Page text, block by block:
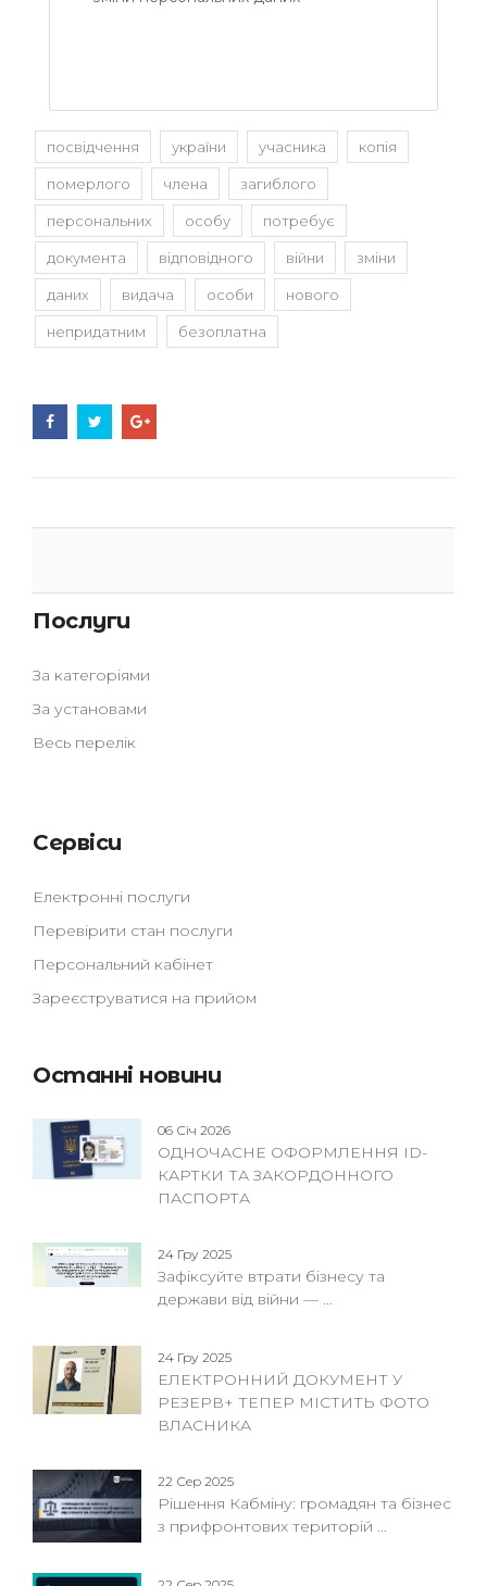
Послуги
За категоріями
За установами
Весь перелік
Сервіси
Електронні послуги
Перевірити стан послуги
Персональний кабінет
Зареєструватися на прийом
Останні новини
06 Січ 2026
ОДНОЧАСНЕ ОФОРМЛЕННЯ ID-
КАРТКИ ТА ЗАКОРДОННОГО
ПАСПОРТА
24 Гру 2025
Зафіксуйте втрати бізнесу та
держави від війни — ...
24 Гру 2025
ЕЛЕКТРОННИЙ ДОКУМЕНТ У
РЕЗЕРВ+ ТЕПЕР МІСТИТЬ ФОТО
ВЛАСНИКА
22 Сер 2025
Рішення Кабміну: громадян та бізнес
з прифронтових територій ...
посвідчення україни учасника копія
померлого члена загиблого
персональних особу потребує
документа відповідного війни зміни
даних видача особи нового
непридатним безоплатна